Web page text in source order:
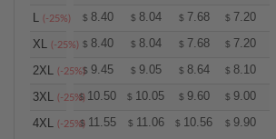
L (-25%) $ 8.40 $ 8.04 $ 7.68 $ 7.20
XL (-25%) $ 8.40 $ 8.04 $ 7.68 $ 7.20
2XL (-25%)$ 9.45 $ 9.05 $ 8.64 $ 8.10
3XL (-25%)$ 10.50 $ 10.05 $ 9.60 $ 9.00
4XL (-25%)
$ 11.55 $ 11.06 $ 10.56 $ 9.90